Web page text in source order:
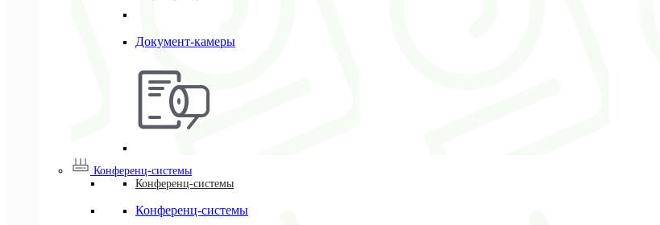
Документ-камеры
Конференц-системы
Конференц-системы
Конференц-системы